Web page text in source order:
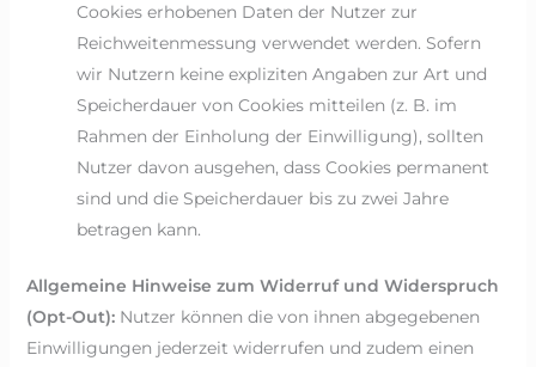
Cookies erhobenen Daten der Nutzer zur
Reichweitenmessung verwendet werden. Sofern
wir Nutzern keine expliziten Angaben zur Art und
Speicherdauer von Cookies mitteilen (z. B. im
Rahmen der Einholung der Einwilligung), sollten
Nutzer davon ausgehen, dass Cookies permanent
sind und die Speicherdauer bis zu zwei Jahre
betragen kann.
Allgemeine Hinweise zum Widerruf und Widerspruch
(Opt-Out): Nutzer können die von ihnen abgegebenen
Einwilligungen jederzeit widerrufen und zudem einen